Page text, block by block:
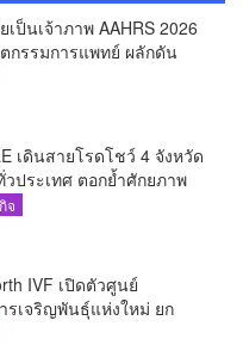
เป็นเจ้าภาพ AAHRS 2026
กรรมการแพทย์ ผลักดัน
และศูนย์กลางปลูกผมแห่ง
เดินสายโรดโชว์ 4 จังหวัด
ประเทศ ตอกย้ำศักยภาพ
บน้ำครบวงจร(คลิป)
จ
IVF เปิดตัวศูนย์
รเจริญพันธุ์แห่งใหม่ ยก
ม่สู่ ศูนย์กลางการรักษาผู้มี